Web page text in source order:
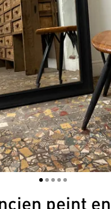
12345
peint